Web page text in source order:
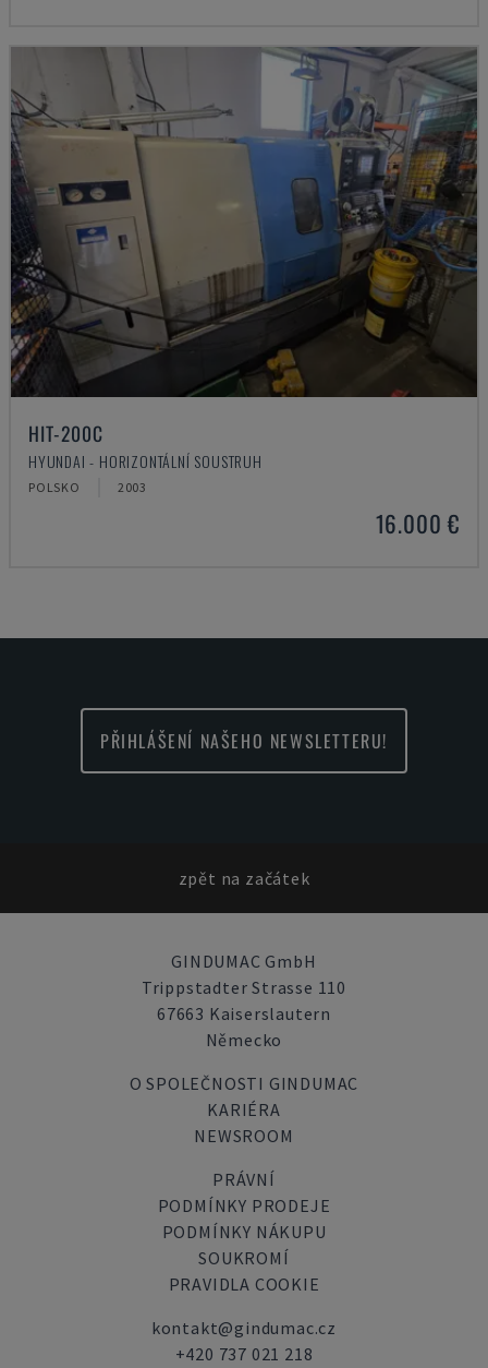
HIT-200C
HYUNDAI - HORIZONTÁLNÍ SOUSTRUH
POLSKO 2003
16.000 €
PŘIHLÁŠENÍ NAŠEHO NEWSLETTERU!
zpět na začátek
GINDUMAC GmbH
Trippstadter Strasse 110
67663 Kaiserslautern
Německo
O SPOLEČNOSTI GINDUMAC
KARIÉRA
NEWSROOM
PRÁVNÍ
PODMÍNKY PRODEJE
PODMÍNKY NÁKUPU
SOUKROMÍ
PRAVIDLA COOKIE
kontakt@gindumac.cz
+420 737 021 218